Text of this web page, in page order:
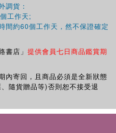
調貨：
工作天;
間約60個工作天，然不保證確定
書店」 提供會員七日商品鑑賞期
內寄回，且商品必須是全新狀態
隨貨贈品等)否則恕不接受退